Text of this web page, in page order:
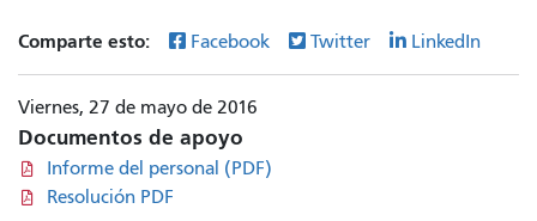
Comparte esto: Facebook Twitter LinkedIn
Viernes, 27 de mayo de 2016
Documentos de apoyo
Informe del personal (PDF)
Resolución PDF